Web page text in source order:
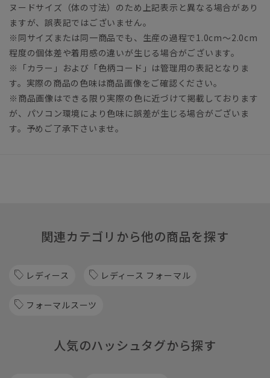
ヌードサイズ（体の寸法）のため上記表示と異なる場合があり
ますが、誤表記ではございません。
※同サイズまたは同一商品でも、生産の過程で1.0cm～2.0cm
程度の個体差や着用感の違いが生じる場合がございます。
※「カラー」および「色柄コード」は管理用の表記となりま
す。実際の商品の色味は商品画像をご確認ください。
※商品画像はできる限り実際の色に近づけて掲載しております
が、パソコン環境により色味に誤差が生じる場合がございま
す。予めご了承下さいませ。
関連カテゴリから他の商品を探す
レディース レディース フォーマル
フォーマルスーツ
人気のハッシュタグから探す